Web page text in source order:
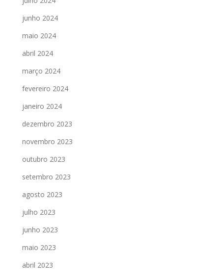
junho 2024
maio 2024
abril 2024
março 2024
fevereiro 2024
janeiro 2024
dezembro 2023
novembro 2023
outubro 2023
setembro 2023
agosto 2023
julho 2023
junho 2023
maio 2023
abril 2023